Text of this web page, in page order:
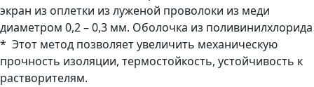
экран из оплетки из луженой проволоки из меди
диаметром 0,2 – 0,3 мм. Оболочка из поливинилхлорида
* Этот метод позволяет увеличить механическую
прочность изоляции, термостойкость, устойчивость к
растворителям.